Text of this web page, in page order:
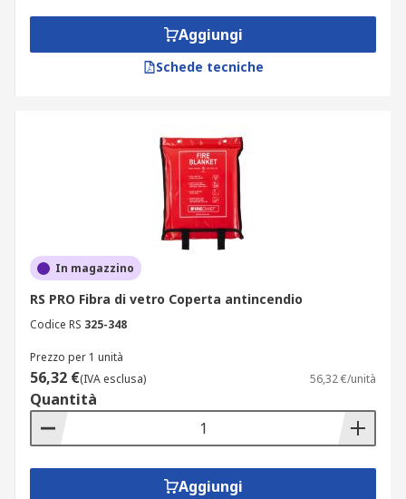
Aggiungi
Schede tecniche
In magazzino
RS PRO Fibra di vetro Coperta antincendio
Codice RS 325-348
Prezzo per 1 unità
56,32 €(IVA esclusa) 56,32 €/unità
Quantità
Aggiungi